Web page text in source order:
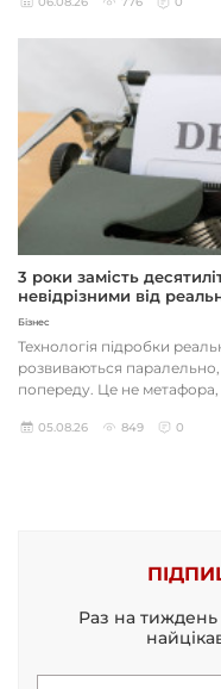
3 роки замість
невідрізними від
Бізнес
Технологія підробки
розвиваються
попереду. Це не метафора,
05.08.26 849 0
Раз на